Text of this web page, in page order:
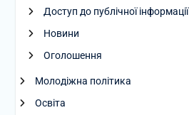
Доступ до публічної інформації
Новини
Оголошення
Молодіжна політика
Освіта